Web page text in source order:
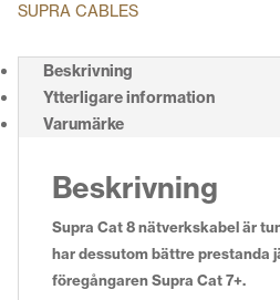
SUPRA CABLES
Beskrivning
Ytterligare information
Varumärke
Beskrivning
Supra Cat 8 nätverkskabel är
har dessutom bättre prestanda
föregångaren Supra Cat 7+.